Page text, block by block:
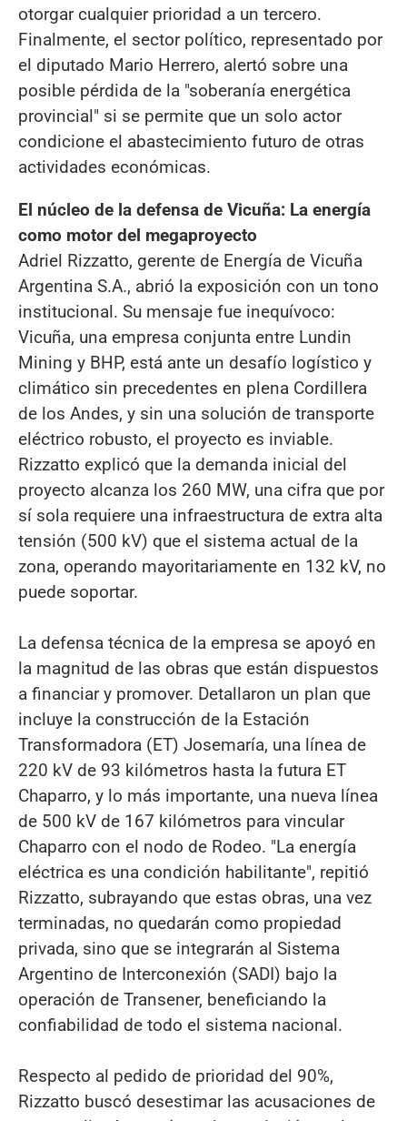
otorgar cualquier prioridad a un tercero.
Finalmente, el sector político, representado por
el diputado Mario Herrero, alertó sobre una
posible pérdida de la "soberanía energética
provincial" si se permite que un solo actor
condicione el abastecimiento futuro de otras
actividades económicas.
El núcleo de la defensa de Vicuña: La energía
como motor del megaproyecto
Adriel Rizzatto, gerente de Energía de Vicuña
Argentina S.A., abrió la exposición con un tono
institucional. Su mensaje fue inequívoco:
Vicuña, una empresa conjunta entre Lundin
Mining y BHP, está ante un desafío logístico y
climático sin precedentes en plena Cordillera
de los Andes, y sin una solución de transporte
eléctrico robusto, el proyecto es inviable.
Rizzatto explicó que la demanda inicial del
proyecto alcanza los 260 MW, una cifra que por
sí sola requiere una infraestructura de extra alta
tensión (500 kV) que el sistema actual de la
zona, operando mayoritariamente en 132 kV, no
puede soportar.
La defensa técnica de la empresa se apoyó en
la magnitud de las obras que están dispuestos
a financiar y promover. Detallaron un plan que
incluye la construcción de la Estación
Transformadora (ET) Josemaría, una línea de
220 kV de 93 kilómetros hasta la futura ET
Chaparro, y lo más importante, una nueva línea
de 500 kV de 167 kilómetros para vincular
Chaparro con el nodo de Rodeo. "La energía
eléctrica es una condición habilitante", repitió
Rizzatto, subrayando que estas obras, una vez
terminadas, no quedarán como propiedad
privada, sino que se integrarán al Sistema
Argentino de Interconexión (SADI) bajo la
operación de Transener, beneficiando la
confiabilidad de todo el sistema nacional.
Respecto al pedido de prioridad del 90%,
Rizzatto buscó desestimar las acusaciones de